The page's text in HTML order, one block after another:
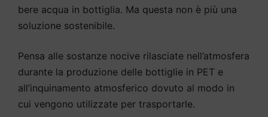
bere acqua in bottiglia. Ma questa non è più una
soluzione sostenibile.
Pensa alle sostanze nocive rilasciate nell’atmosfera
durante la produzione delle bottiglie in PET e
all’inquinamento atmosferico dovuto al modo in
cui vengono utilizzate per trasportarle.